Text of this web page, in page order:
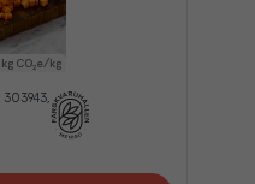
kg CO₂e/kg
303943